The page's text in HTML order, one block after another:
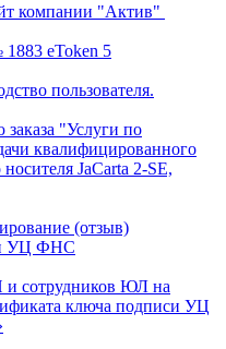
компании "Актив"
1883 eToken 5
пользователя.
"Услуги по
квалифицированного
JaCarta 2-SE,
(отзыв)
УЦ ФНС
сотрудников ЮЛ на
ключа подписи УЦ